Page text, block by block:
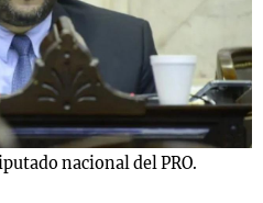
nacional del PRO.
Notas
La Sole en
Cadena 3